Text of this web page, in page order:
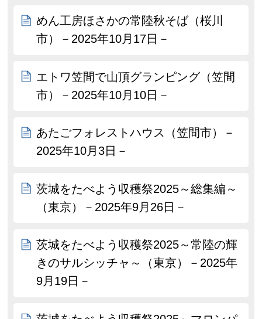
めん工房ほさかの常陸秋そば（桜川
市）－2025年10月17日－
エトワ笠間で山頂グランピング（笠間
市）－2025年10月10日－
あたごフォレストハウス（笠間市）－
2025年10月3日－
茨城をたべよう収穫祭2025～総集編～
（東京）－2025年9月26日－
茨城をたべよう収穫祭2025～常陸の輝
きのサルシッチャ～（東京）－2025年
9月19日－